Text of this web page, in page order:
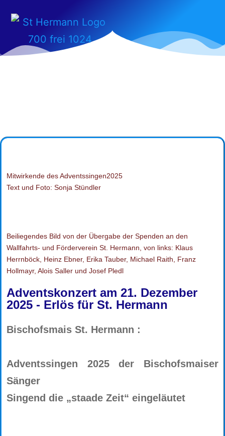
Mitwirkende des Adventssingen2025
Text und Foto: Sonja Stündler
Beiliegendes Bild von der Übergabe der Spenden an den
Wallfahrts- und Förderverein St. Hermann, von links: Klaus
Herrnböck, Heinz Ebner, Erika Tauber, Michael Raith, Franz
Hollmayr, Alois Saller und Josef Pledl
Adventskonzert am 21. Dezember
2025 - Erlös für St. Hermann
Bischofsmais St. Hermann :
Adventssingen 2025 der Bischofsmaiser
Sänger
Singend die „staade Zeit“ eingeläutet